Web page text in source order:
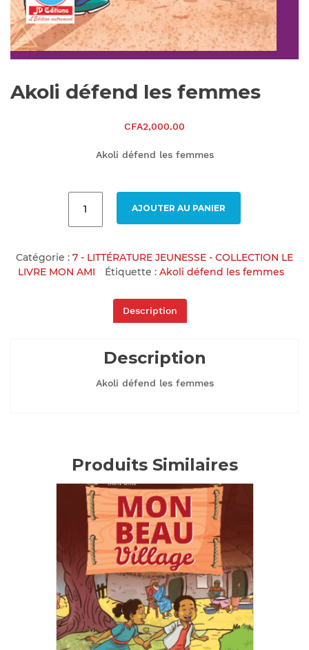
Akoli défend les femmes
CFA2,000.00
Akoli défend les femmes
AJOUTER AU PANIER
Catégorie : 7 - LITTÉRATURE JEUNESSE - COLLECTION LE
LIVRE MON AMI
Étiquette : Akoli défend les femmes
Description
Description
Akoli défend les femmes
Produits Similaires